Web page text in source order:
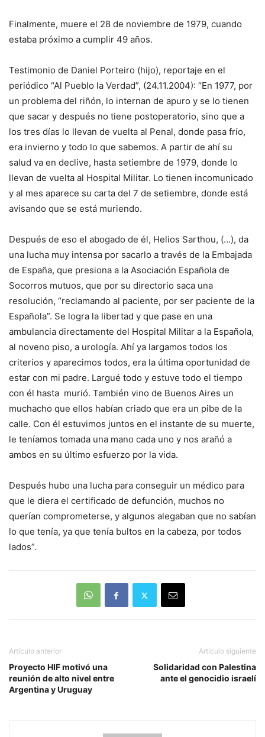
Finalmente, muere el 28 de noviembre de 1979, cuando
estaba próximo a cumplir 49 años.
Testimonio de Daniel Porteiro (hijo), reportaje en el
periódico “Al Pueblo la Verdad”, (24.11.2004): “En 1977, por
un problema del riñón, lo internan de apuro y se lo tienen
que sacar y después no tiene postoperatorio, sino que a
los tres días lo llevan de vuelta al Penal, donde pasa frío,
era invierno y todo lo que sabemos. A partir de ahí su
salud va en declive, hasta setiembre de 1979, donde lo
llevan de vuelta al Hospital Militar. Lo tienen incomunicado
y al mes aparece su carta del 7 de setiembre, donde está
avisando que se está muriendo.
Después de eso el abogado de él, Helios Sarthou, (…), da
una lucha muy intensa por sacarlo a través de la Embajada
de España, que presiona a la Asociación Española de
Socorros mutuos, que por su directorio saca una
resolución, “reclamando al paciente, por ser paciente de la
Española”. Se logra la libertad y que pase en una
ambulancia directamente del Hospital Militar a la Española,
al noveno piso, a urología. Ahí ya largamos todos los
criterios y aparecimos todos, era la última oportunidad de
estar con mi padre. Largué todo y estuve todo el tiempo
con él hasta murió. También vino de Buenos Aires un
muchacho que ellos habían criado que era un pibe de la
calle. Con él estuvimos juntos en el instante de su muerte,
le teníamos tomada una mano cada uno y nos arañó a
ambos en su último esfuerzo por la vida.
Después hubo una lucha para conseguir un médico para
que le diera el certificado de defunción, muchos no
querían comprometerse, y algunos alegaban que no sabían
lo que tenía, ya que tenía bultos en la cabeza, por todos
lados”.
Artículo anterior
Proyecto HIF motivó una
reunión de alto nivel entre
Argentina y Uruguay
Artículo siguiente
Solidaridad con Palestina
ante el genocidio israelí